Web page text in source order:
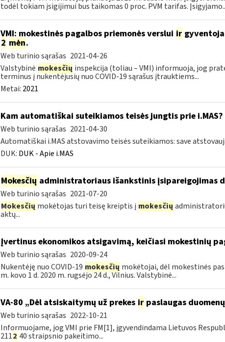
todėl tokiam įsigijimui bus taikomas 0 proc. PVM tarifas.
VMI: mokestinės pagalbos priemonės verslui ir
2 mėn.
Web turinio sąrašas 2021-04-26
Valstybinė mokesčių inspekcija (toliau – VMI) informuoja, jog
terminus į nukentėjusių nuo COVID-19 sąrašus įtrauktiems...
Metai: 2021
Kam automatiškai suteikiamos teisės jungtis prie i.MAS?
Web turinio sąrašas 2021-04-30
Automatiškai i.MAS atstovavimo teisės suteikiamos: save
DUK: DUK - Apie i.MAS
Mokesčių administratoriaus išankstinis įsipareigojimas
Web turinio sąrašas 2021-07-20
Mokesčių mokėtojas turi teisę kreiptis į mokesčių
aktų...
Įvertinus ekonomikos atsigavimą, keičiasi mokestinių
Web turinio sąrašas 2020-09-24
Nukentėję nuo COVID-19 mokesčių mokėtojai, dėl mokestinės
m. kovo 1 d. 2020 m. rugsėjo 24 d., Vilnius. Valstybinė...
VA-80 „Dėl atsiskaitymų už prekes irpaslaugas
Web turinio sąrašas 2022-10-21
Informuojame, jog VMI prie FM[1], įgyvendindama Lietuvos
2112 40 straipsnio pakeitimo...